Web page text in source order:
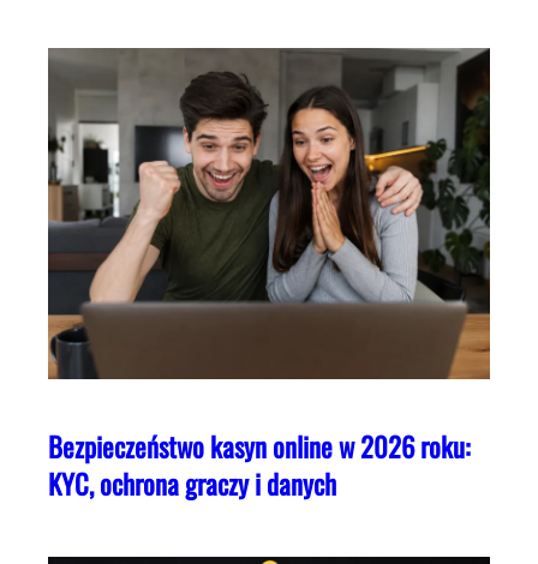
Bezpieczeństwo kasyn online w 2026 roku:
KYC, ochrona graczy i danych